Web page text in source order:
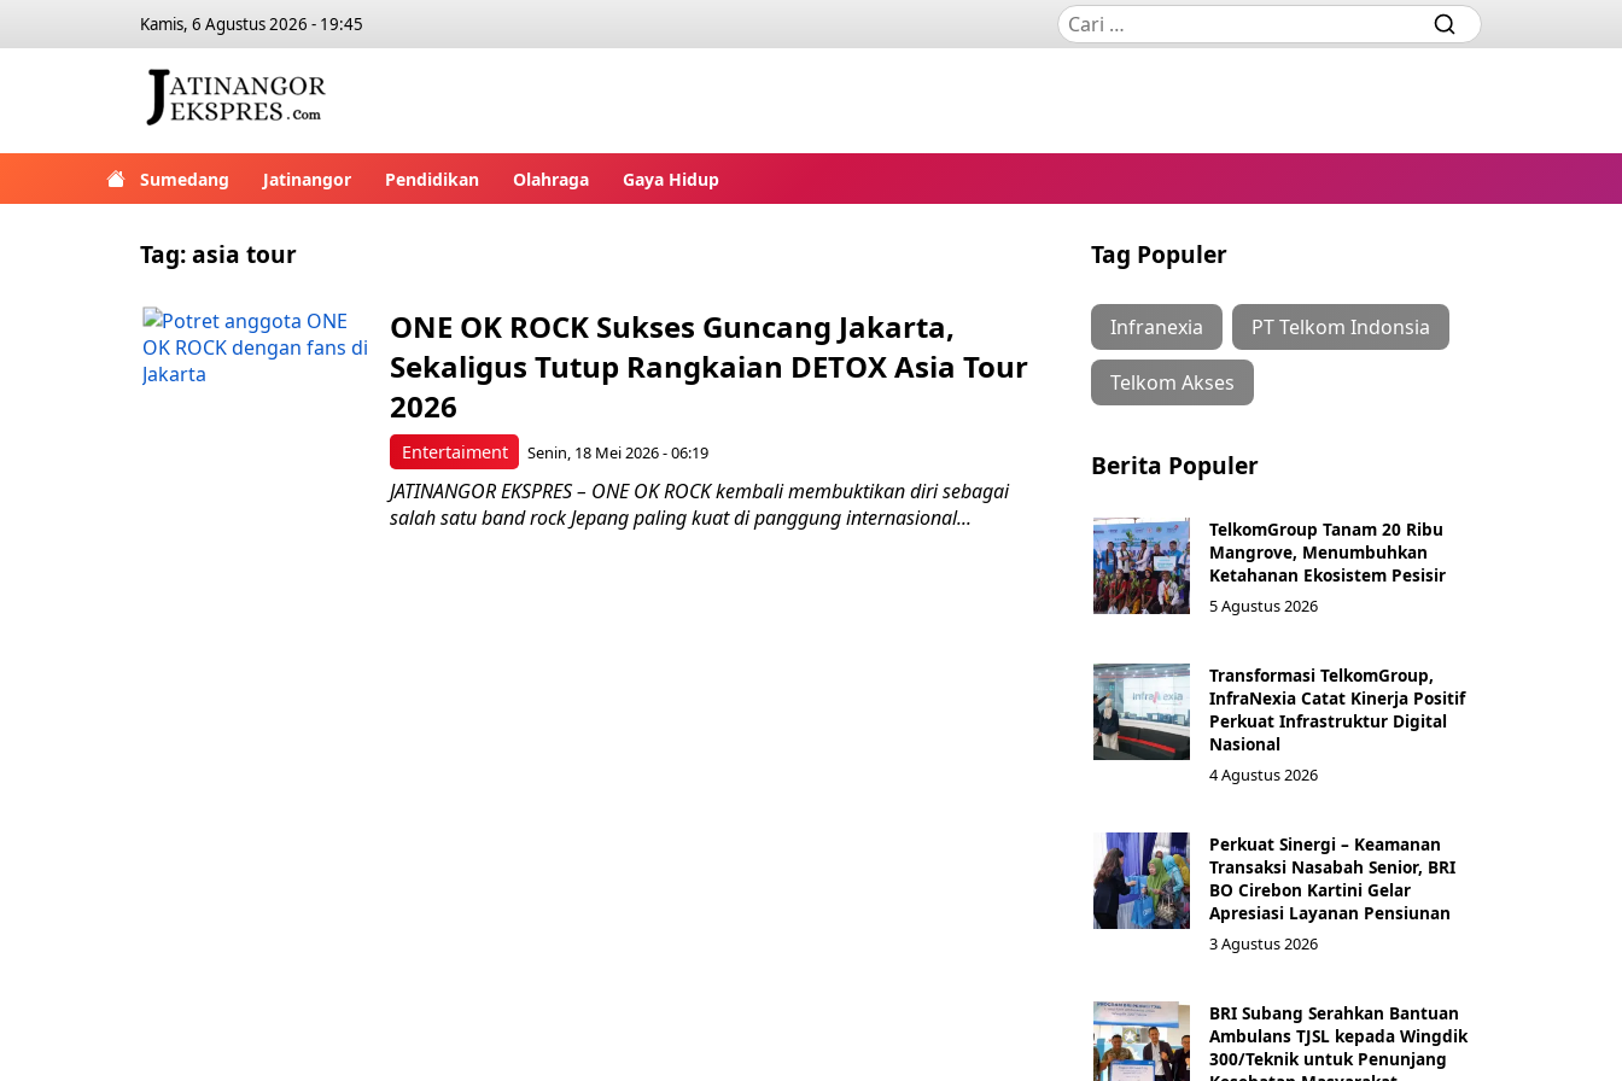
Kamis, 6 Agustus 2026 - 19:45
Sumedang Jatinangor Pendidikan Olahraga Gaya Hidup
Tag:asia tour
Entertaiment
ONE OK ROCK Sukses Guncang Jakarta,
Sekaligus Tutup Rangkaian DETOX Asia Tour
2026
Senin, 18 Mei 2026 - 06:19
JATINANGOR EKSPRES – ONE OK ROCK kembali membuktikan diri sebagai
salah satu band rock Jepang paling kuat di panggung internasional...
Tag Populer
Infranexia PT Telkom Indonsia
Telkom Akses
Berita Populer
TelkomGroup Tanam 20 Ribu
Mangrove, Menumbuhkan
Ketahanan Ekosistem Pesisir
5 Agustus 2026
Transformasi TelkomGroup,
InfraNexia Catat Kinerja Positif
Perkuat Infrastruktur Digital
Nasional
4 Agustus 2026
Perkuat Sinergi – Keamanan
Transaksi Nasabah Senior, BRI
BO Cirebon Kartini Gelar
Apresiasi Layanan Pensiunan
3 Agustus 2026
BRI Subang Serahkan Bantuan
Ambulans TJSL kepada Wingdik
300/Teknik untuk Penunjang